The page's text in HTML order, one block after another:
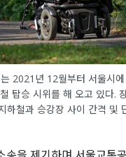
2021년 12월부터 서울시
탑승 시위를 해 오고 있다.
하철과 승강장 사이 간격 및